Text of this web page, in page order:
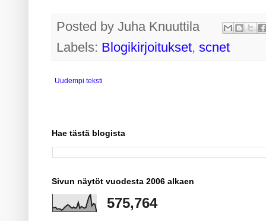
Posted byJuha Knuuttila
Labels: Blogikirjoitukset,scnet
Uudempi teksti
Hae tästä blogista
Sivun näytöt vuodesta 2006 alkaen
575,764